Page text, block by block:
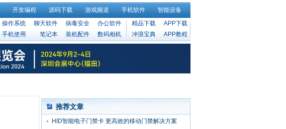
开发编程 源码下载 游戏频道 手机软件
智能设备
操作系统 聊天软件 病毒安全
办公软件
手机使用 笔记本 装机配件 数码相机
精品下载
APP下载
冲浪宝典
APP教程
推荐文章
HID智能电子门禁卡 更高效的移动门禁解决方案